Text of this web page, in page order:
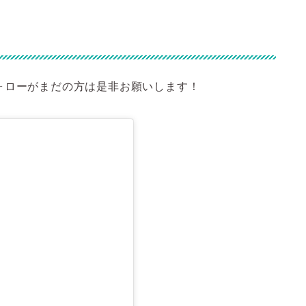
ーがまだの方は是非お願いします！